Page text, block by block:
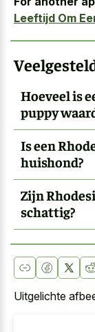
Leeftijd Om
Hoeveel is
puppy
Is een
huishond?
Zijn
schattig?
Uitgelichte